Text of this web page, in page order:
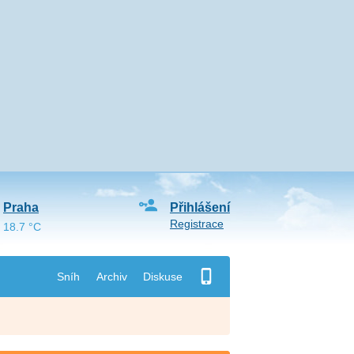
Sníh Archiv Diskuse
Přihlášení
Registrace
Praha
18.7 °C